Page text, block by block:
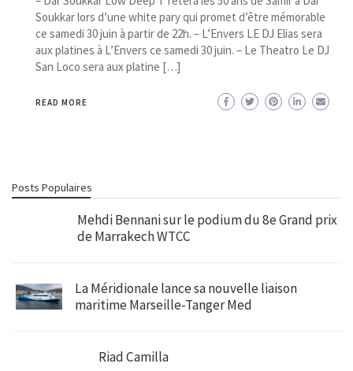
Soukkar lors d’une white pary qui promet d’être mémorable
ce samedi 30 juin à partir de 22h. – L’Envers LE DJ Elias sera
aux platines à L’Envers ce samedi 30 juin. – Le Theatro Le DJ
San Loco sera aux platine […]
READ MORE
Posts Populaires
Mehdi Bennani sur le podium du 8e Grand prix
de Marrakech WTCC
La Méridionale lance sa nouvelle liaison
maritime Marseille-Tanger Med
Riad Camilla